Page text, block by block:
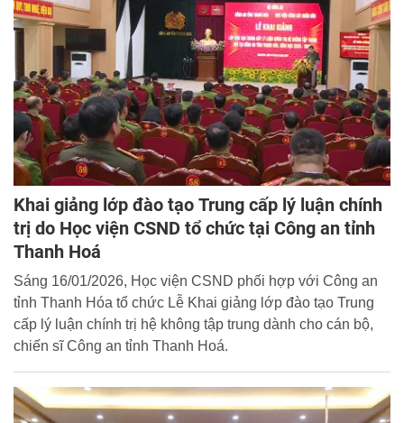
Khai giảng lớp đào tạo Trung cấp lý luận chính
trị do Học viện CSND tổ chức tại Công an tỉnh
Thanh Hoá
Sáng 16/01/2026, Học viện CSND phối hợp với Công an
tỉnh Thanh Hóa tổ chức Lễ Khai giảng lớp đào tạo Trung
cấp lý luận chính trị hệ không tập trung dành cho cán bộ,
chiến sĩ Công an tỉnh Thanh Hoá.